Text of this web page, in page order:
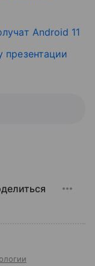
Android 11
презентации